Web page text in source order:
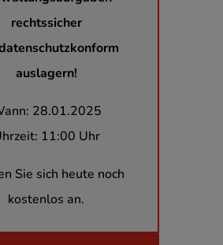
rechtssicher
auslagern!
28.01.2025
11:00 Uhr
Sie sich heute noch
kostenlos an.